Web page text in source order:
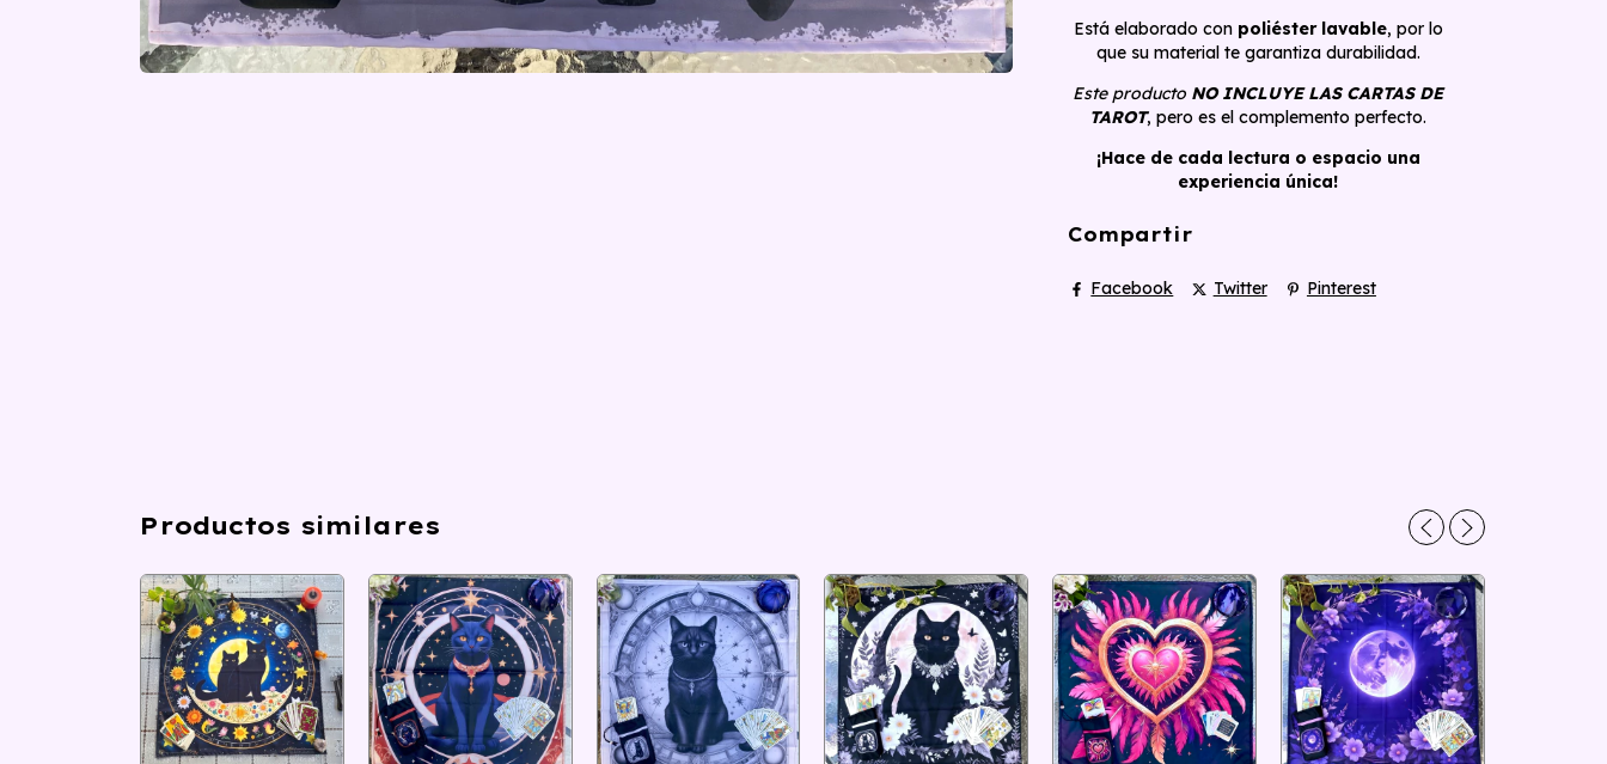
Está elaborado con poliéster lavable, por lo
que su material te garantiza durabilidad.
Este producto NO INCLUYE LAS CARTAS DE
TAROT, pero es el complemento perfecto.
¡Hace de cada lectura o espacio una
experiencia única!
Compartir
Facebook Twitter Pinterest
Productos similares